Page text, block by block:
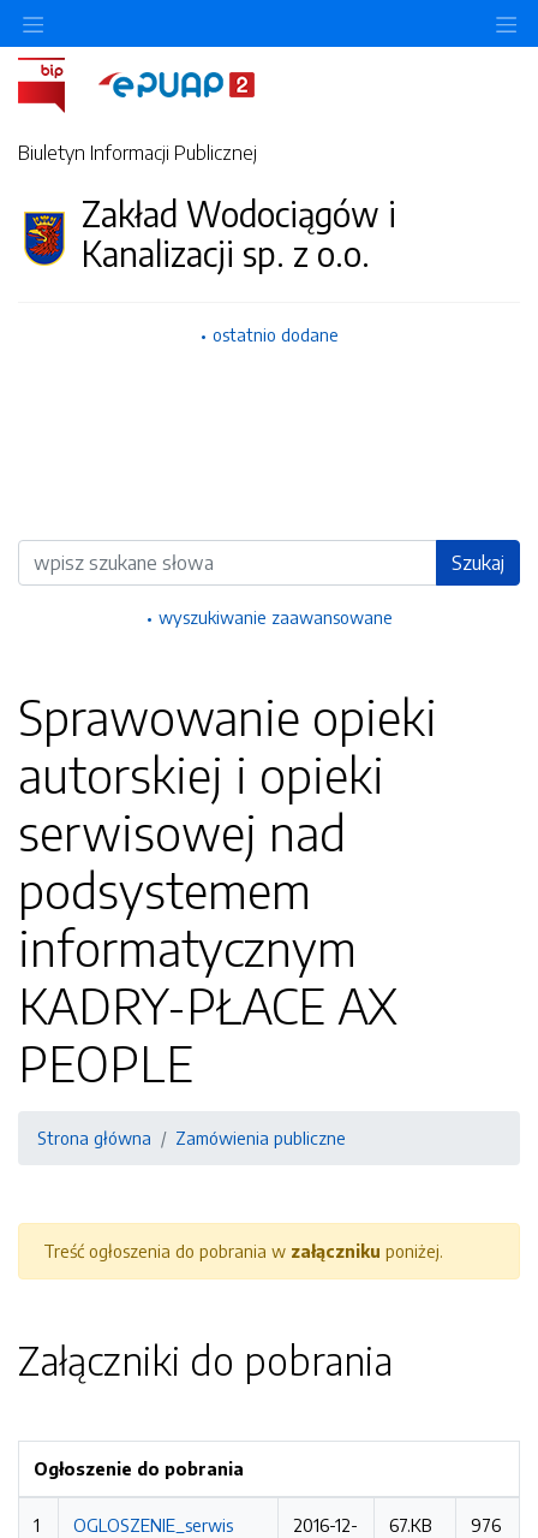
Biuletyn Informacji Publicznej
Zakład Wodociągów i
Kanalizacji sp. z o.o.
ostatnio dodane
Wyszukiwarka Szukaj
wyszukiwanie zaawansowane
Sprawowanie opieki
autorskiej i opieki
serwisowej nad
podsystemem
informatycznym
KADRY-PŁACE AX
PEOPLE
Strona główna Zamówienia publiczne
Treść ogłoszenia do pobrania w załączniku poniżej.
Załączniki do pobrania
Ogłoszenie do pobrania
1
OGLOSZENIE_serwis
2016-12-
67.KB
976